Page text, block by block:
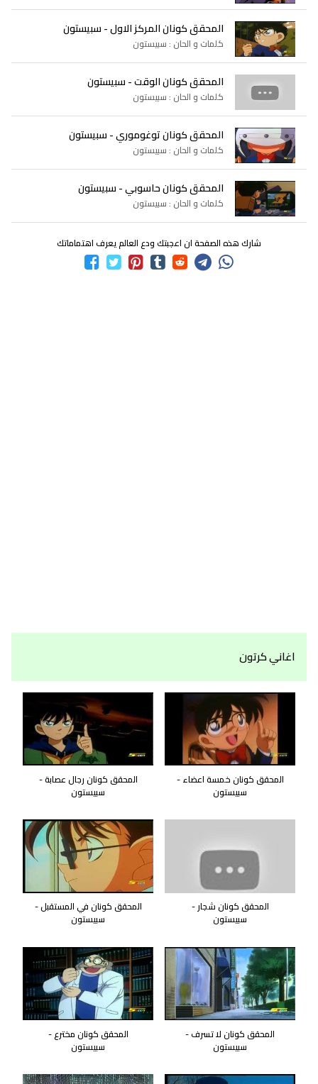
المحقق كونان المركز الاول - سبيستون
كلمات و الحان : سبيستون
المحقق كونان الوقت - سبيستون
كلمات و الحان : سبيستون
المحقق كونان توغوموري - سبيستون
كلمات و الحان : سبيستون
المحقق كونان حاسوبي - سبيستون
كلمات و الحان : سبيستون
شارك هذه الصفحة ان اعجبتك ودع العالم يعرف اهتماماتك
اغاني كرتون
المحقق كونان خمسة اعضاء -
سبيستون
المحقق كونان رجال عصابة -
سبيستون
المحقق كونان شجار -
سبيستون
المحقق كونان في المستقبل -
سبيستون
المحقق كونان لا تسرف -
سبيستون
المحقق كونان مخترع -
سبيستون